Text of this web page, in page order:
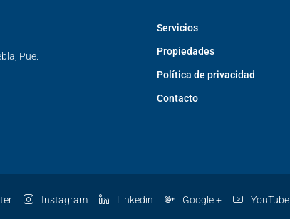
Pue.
Servicios
Propiedades
Política de privacidad
Contacto
Instagram Linkedin Google + YouTube